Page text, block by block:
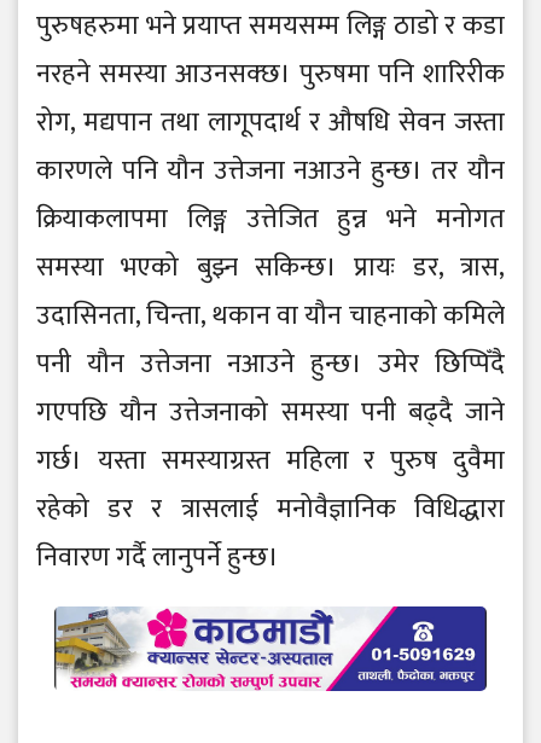
पुरुषहरुमा भने प्रयाप्त समयसम्म लिङ्ग ठाडो र कडा
नरहने समस्या आउनसक्छ। पुरुषमा पनि शारिरीक
रोग, मद्यपान तथा लागूपदार्थ र औषधि सेवन जस्ता
कारणले पनि यौन उत्तेजना नआउने हुन्छ। तर यौन
क्रियाकलापमा लिङ्ग उत्तेजित हुन्न भने मनोगत
समस्या भएको बुझ्न सकिन्छ। प्रायः डर, त्रास,
उदासिनता, चिन्ता, थकान वा यौन चाहनाको कमिले
पनी यौन उत्तेजना नआउने हुन्छ। उमेर छिप्पिँदै
गएपछि यौन उत्तेजनाको समस्या पनी बढ्दै जाने
गर्छ। यस्ता समस्याग्रस्त महिला र पुरुष दुवैमा
रहेको डर र त्रासलाई मनोवैज्ञानिक विधिद्धारा
निवारण गर्दै लानुपर्ने हुन्छ।